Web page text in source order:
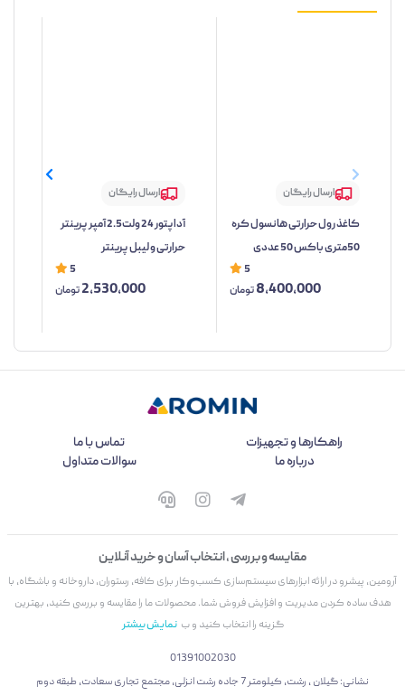
ارسال رایگان
کاغذ رول حرارتی هانسول کره
50متری باکس 50 عددی
5
8,400,000تومان
ارسال رایگان
آداپتور 24 ولت2.5 آمپر پرینتر
حرارتی و لیبل پرینتر
5
2,530,000تومان
راهکارها و تجهیزات
تماس با ما
درباره ما
سوالات متداول
مقایسه و بررسی ، انتخاب آسان و خرید آنلاین
آرومین، پیشرو در ارائه ابزارهای سیستم‌سازی کسب‌وکار برای کافه، رستوران، داروخانه و باشگاه، با
هدف ساده کردن مدیریت و افزایش فروش شما. محصولات ما را مقایسه و بررسی کنید، بهترین
گزینه را انتخاب کنید و ب نمایش بیشتر
01391002030
نشانی: گیلان ، رشت، کیلومتر 7 جاده رشت انزلی، مجتمع تجاری سعادت، طبقه دوم